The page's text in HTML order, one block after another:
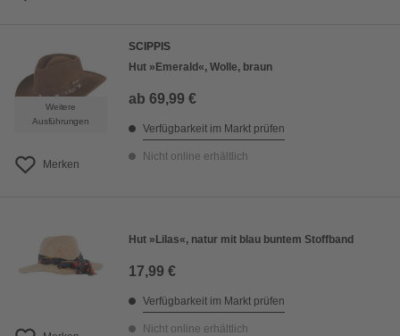
Weitere
Ausführungen
Merken
SCIPPIS
Hut »Emerald«, Wolle, braun
ab 69,99 €
Verfügbarkeit im Markt prüfen
Nicht online erhältlich
Hut »Lilas«, natur mit blau buntem Stoffband
17,99 €
Verfügbarkeit im Markt prüfen
Nicht online erhältlich